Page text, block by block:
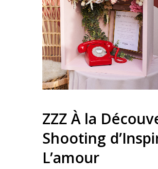
ZZZ À la
Shooting
L’amour